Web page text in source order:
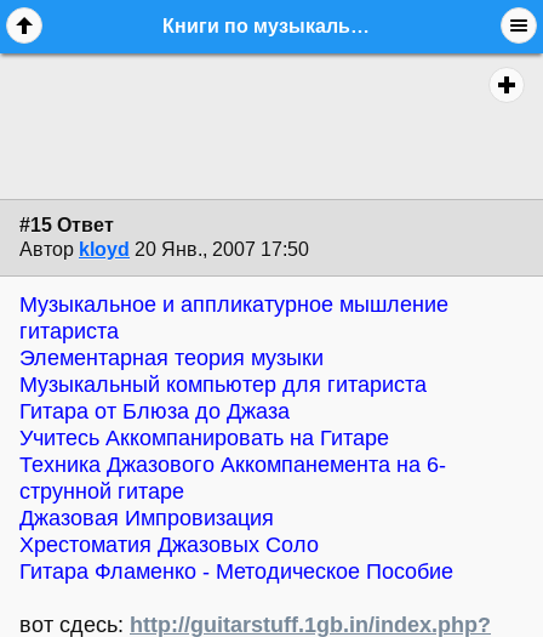
Книги по музыкальной теории и образованию - стр. 2 - guitar.theory - Форум гитаристов
#15 Ответ
Автор kloyd 20 Янв., 2007 17:50
Музыкальное и аппликатурное мышление
гитариста
Элементарная теория музыки
Музыкальный компьютер для гитариста
Гитара от Блюза до Джаза
Учитесь Аккомпанировать на Гитаре
Техника Джазового Аккомпанемента на 6-
струнной гитаре
Джазовая Импровизация
Хрестоматия Джазовых Соло
Гитара Фламенко - Методическое Пособие
вот сдесь: http://guitarstuff.1gb.in/index.php?